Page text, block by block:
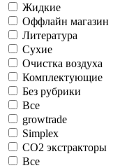
Жидкие
Оффлайн магазин
Литература
Сухие
Очистка воздуха
Комплектующие
Без рубрики
Все
growtrade
Simplex
CO2 экстракторы
Все